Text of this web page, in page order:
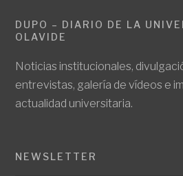
DUPO – DIARIO DE LA
OLAVIDE
Noticias institucionales,
entrevistas, galería de vídeos e
actualidad universitaria.
NEWSLETTER